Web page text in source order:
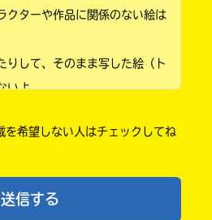
クターや作品に関係のない絵は
りして、そのまま写した絵（ト
いよ。
紹介されないので、待ってて
てね。
希望しない人はチェックしてね
送信する